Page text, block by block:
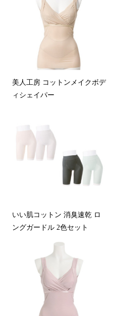
美人工房 コットンメイクボデ
ィシェイパー
いい肌コットン 消臭速乾 ロ
ングガードル 2色セット